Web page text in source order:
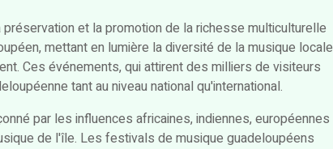
et la promotion de la richesse multiculturelle
mettant en lumière la diversité de la musique locale
Ces événements, qui attirent des milliers de visiteurs
tant au niveau national qu'international.
par les influences africaines, indiennes, européennes
de l'île. Les festivals de musique guadeloupéens